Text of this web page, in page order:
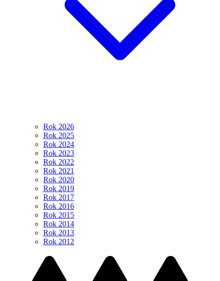
Rok 2026
Rok 2025
Rok 2024
Rok 2023
Rok 2022
Rok 2021
Rok 2020
Rok 2019
Rok 2017
Rok 2016
Rok 2015
Rok 2014
Rok 2013
Rok 2012